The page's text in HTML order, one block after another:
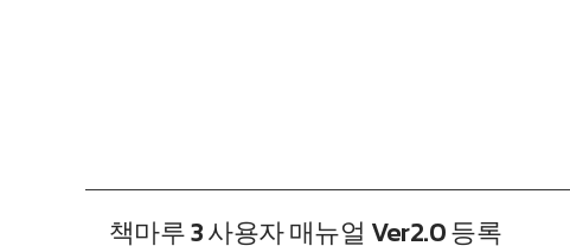
책마루 3 사용자 매뉴얼 Ver2.0 등록